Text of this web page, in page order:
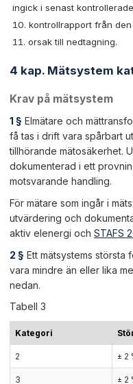
ingick i senast
kontrollrapport från
orsak till nedtagning.
4 kap. Mätsystem
Krav på mätsystem
1 § Elmätare och
få tas i drift vara spårbart
tillhörande mätosäkerhet.
dokumenterad i ett
motsvarande handling.
För mätare som ingår i
utvärdering och
aktiv elenergi och STAFS
2 § Ett mätsystems största
vara mindre än eller lika
nedan.
Tabell 3
Kategori
2 ± 2
3 ± 2